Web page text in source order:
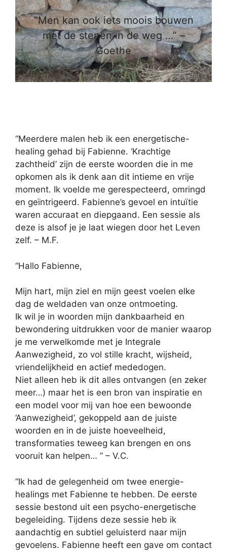
“Men kan ook iets moois bouwen
met de stenen in de weg …” –
Goethe
“Meerdere malen heb ik een energetische-
healing gehad bij Fabienne. ‘Krachtige
zachtheid’ zijn de eerste woorden die in me
opkomen als ik denk aan dit intieme en vrije
moment. Ik voelde me gerespecteerd, omringd
en geïntrigeerd. Fabienne’s gevoel en intuïtie
waren accuraat en diepgaand. Een sessie als
deze is alsof je je laat wiegen door het Leven
zelf. – M.F.
“Hallo Fabienne,
Mijn hart, mijn ziel en mijn geest voelen elke
dag de weldaden van onze ontmoeting.
Ik wil je in woorden mijn dankbaarheid en
bewondering uitdrukken voor de manier waarop
je me verwelkomde met je Integrale
Aanwezigheid, zo vol stille kracht, wijsheid,
vriendelijkheid en actief mededogen.
Niet alleen heb ik dit alles ontvangen (en zeker
meer…) maar het is een bron van inspiratie en
een model voor mij van hoe een bewoonde
‘Aanwezigheid’, gekoppeld aan de juiste
woorden en in de juiste hoeveelheid,
transformaties teweeg kan brengen en ons
vooruit kan helpen… ” – V.C.
“Ik had de gelegenheid om twee energie-
healings met Fabienne te hebben. De eerste
sessie bestond uit een psycho-energetische
begeleiding. Tijdens deze sessie heb ik
aandachtig en subtiel geluisterd naar mijn
gevoelens. Fabienne heeft een gave om contact